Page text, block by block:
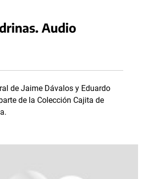
Audio
de Jaime Dávalos y Eduardo
de la Colección Cajita de